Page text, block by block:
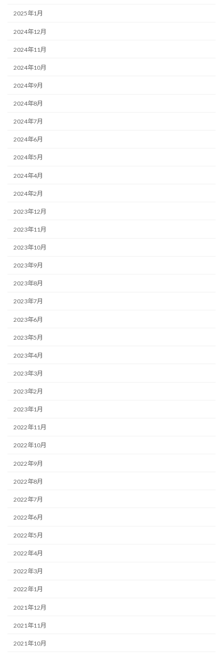
2025年1月
2024年12月
2024年11月
2024年10月
2024年9月
2024年8月
2024年7月
2024年6月
2024年5月
2024年4月
2024年2月
2023年12月
2023年11月
2023年10月
2023年9月
2023年8月
2023年7月
2023年6月
2023年5月
2023年4月
2023年3月
2023年2月
2023年1月
2022年11月
2022年10月
2022年9月
2022年8月
2022年7月
2022年6月
2022年5月
2022年4月
2022年3月
2022年1月
2021年12月
2021年11月
2021年10月